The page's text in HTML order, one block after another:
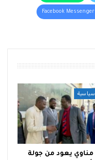
Facebook Messenger
سياسية
مناوي يعود من جولة